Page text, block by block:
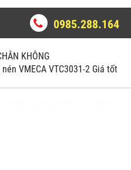
0985.288.164
KHÔNG
VMECA VTC3031-2 Giá tốt